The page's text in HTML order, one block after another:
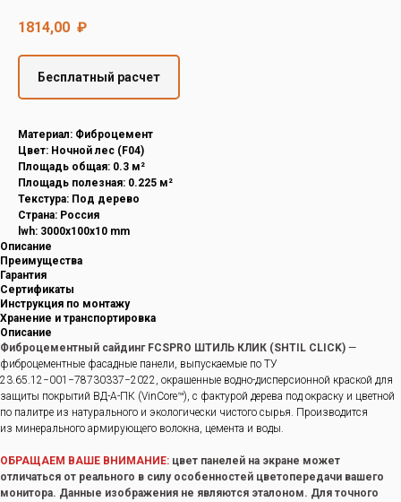
1814,00 ₽
Бесплатный расчет
Материал: Фиброцемент
Цвет: Ночной лес (F04)
Площадь общая: 0.3 м²
Площадь полезная: 0.225 м²
Текстура: Под дерево
Страна: Россия
lwh: 3000x100x10 mm
Описание
Преимущества
Гарантия
Сертификаты
Инструкция по монтажу
Хранение и транспортировка
Описание
Фиброцементный сайдинг FCSPRO ШТИЛЬ КЛИК (SHTIL CLICK) —
фиброцементные фасадные панели, выпускаемые по ТУ
23.65.12−001−78730337−2022, окрашенные водно-дисперсионной краской для
защиты покрытий ВД-А-ПК (VinCore™), с фактурой дерева под окраску и цветной
по палитре из натурального и экологически чистого сырья. Производится
из минерального армирующего волокна, цемента и воды.
ОБРАЩАЕМ ВАШЕ ВНИМАНИЕ: цвет панелей на экране может
отличаться от реального в силу особенностей цветопередачи вашего
монитора. Данные изображения не являются эталоном. Для точного